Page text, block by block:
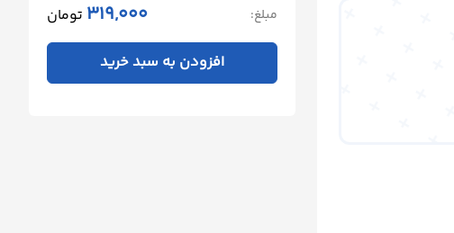
مبلغ: 319,000 تومان
افزودن به سبد خرید